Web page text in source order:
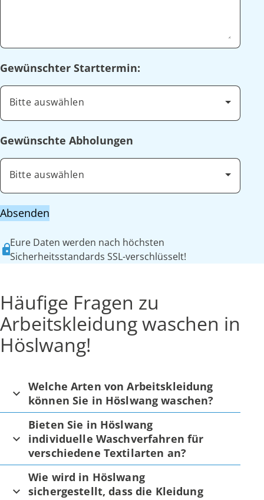
Gewünschter Starttermin:
Bitte auswählen
Gewünschte Abholungen
Bitte auswählen
Absenden
Eure Daten werden nach höchsten
Sicherheitsstandards SSL-verschlüsselt!
Häufige Fragen zu
Arbeitskleidung waschen in
Höslwang!
Welche Arten von Arbeitskleidung
können Sie in Höslwang waschen?
Bieten Sie in Höslwang
individuelle Waschverfahren für
verschiedene Textilarten an?
Wie wird in Höslwang
sichergestellt, dass die Kleidung